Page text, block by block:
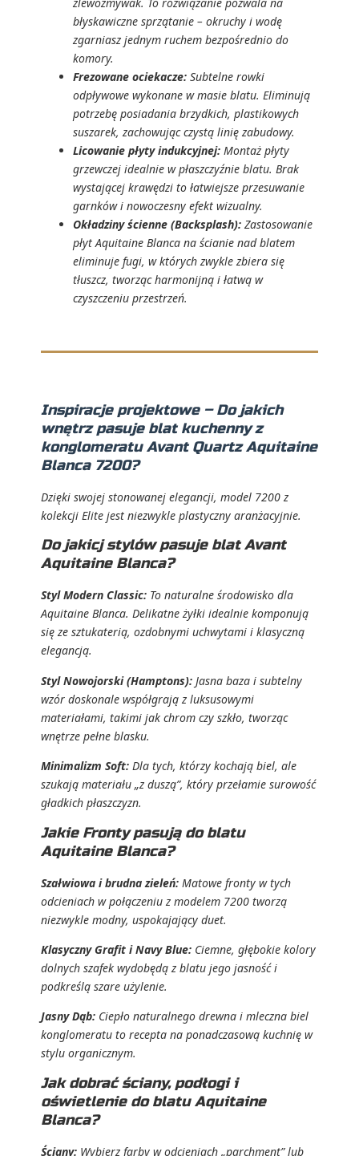
błyskawiczne sprzątanie – okruchy i wodę
zgarniasz jednym ruchem bezpośrednio do
komory.
Frezowane ociekacze: Subtelne rowki
odpływowe wykonane w masie blatu. Eliminują
potrzebę posiadania brzydkich, plastikowych
suszarek, zachowując czystą linię zabudowy.
Licowanie płyty indukcyjnej: Montaż płyty
grzewczej idealnie w płaszczyźnie blatu. Brak
wystającej krawędzi to łatwiejsze przesuwanie
garnków i nowoczesny efekt wizualny.
Okładziny ścienne (Backsplash): Zastosowanie
płyt Aquitaine Blanca na ścianie nad blatem
eliminuje fugi, w których zwykle zbiera się
tłuszcz, tworząc harmonijną i łatwą w
czyszczeniu przestrzeń.
Inspiracje projektowe – Do jakich
wnętrz pasuje blat kuchenny z
konglomeratu Avant Quartz Aquitaine
Blanca 7200?
Dzięki swojej stonowanej elegancji, model 7200 z
kolekcji Elite jest niezwykle plastyczny aranżacyjnie.
Do jakicj stylów pasuje blat Avant
Aquitaine Blanca?
Styl Modern Classic: To naturalne środowisko dla
Aquitaine Blanca. Delikatne żyłki idealnie komponują
się ze sztukaterią, ozdobnymi uchwytami i klasyczną
elegancją.
Styl Nowojorski (Hamptons): Jasna baza i subtelny
wzór doskonale współgrają z luksusowymi
materiałami, takimi jak chrom czy szkło, tworząc
wnętrze pełne blasku.
Minimalizm Soft: Dla tych, którzy kochają biel, ale
szukają materiału „z duszą”, który przełamie surowość
gładkich płaszczyzn.
Jakie Fronty pasują do blatu
Aquitaine Blanca?
Szałwiowa i brudna zieleń: Matowe fronty w tych
odcieniach w połączeniu z modelem 7200 tworzą
niezwykle modny, uspokajający duet.
Klasyczny Grafit i Navy Blue: Ciemne, głębokie kolory
dolnych szafek wydobędą z blatu jego jasność i
podkreślą szare użylenie.
Jasny Dąb: Ciepło naturalnego drewna i mleczna biel
konglomeratu to recepta na ponadczasową kuchnię w
stylu organicznym.
Jak dobrać ściany, podłogi i
oświetlenie do blatu Aquitaine
Blanca?
Ściany: Wybierz farby w odcieniach „parchment” lub